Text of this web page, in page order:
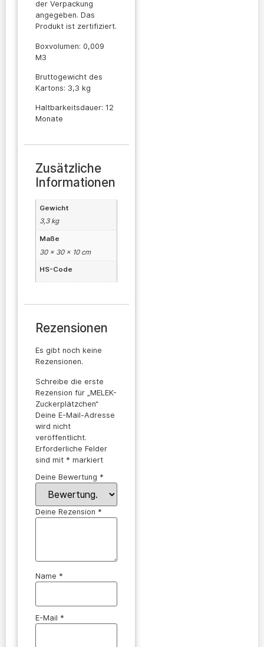
der Verpackung
angegeben. Das
Produkt ist zertifiziert.
Boxvolumen: 0,009
M3
Bruttogewicht des
Kartons: 3,3 kg
Haltbarkeitsdauer: 12
Monate
Zusätzliche
Informationen
Gewicht
3,3 kg
Maße
30 × 30 × 10 cm
HS-Code
Rezensionen
Es gibt noch keine
Rezensionen.
Schreibe die erste
Rezension für „MELEK-
Zuckerplätzchen“
Deine E-Mail-Adresse
wird nicht
veröffentlicht.
Erforderliche Felder
sind mit * markiert
Deine Bewertung *
Deine Rezension *
Name *
E-Mail *